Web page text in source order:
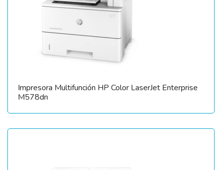
Impresora Multifunción HP Color LaserJet Enterprise
M578dn